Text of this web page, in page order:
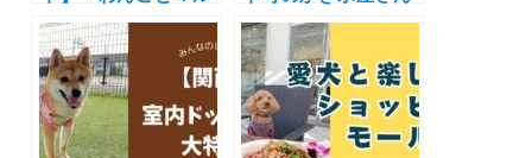
シェ vol.10」ハンド
メイドのペット雑貨
やオーダーメイドグ
ッズなどのお店が登
場（安満遺跡公園）
10/15
特集！新規オープン
から超人気カフェま
で | 愛犬と夏を感じ
よう！